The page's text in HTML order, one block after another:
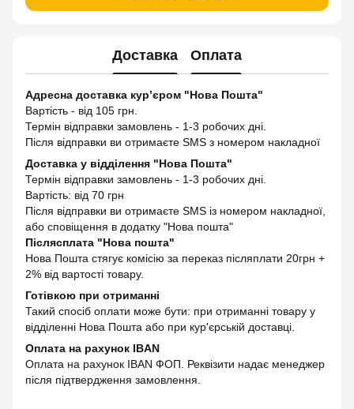
Доставка Оплата
Адресна доставка кур’єром "Нова Пошта"
Вартість - від 105 грн.
Термін відправки замовлень - 1-3 робочих дні.
Після відправки ви отримаєте SMS з номером накладної
Доставка у відділення "Нова Пошта"
Термін відправки замовлень - 1-3 робочих дні.
Вартість: від 70 грн
Після відправки ви отримаєте SMS із номером накладної,
або сповіщення в додатку "Нова пошта"
Післясплата "Нова пошта"
Нова Пошта стягує комісію за переказ післяплати 20грн +
2% від вартості товару.
Готівкою при отриманні
Такий спосіб оплати може бути: при отриманні товару у
відділенні Нова Пошта або при кур'єрській доставці.
Оплата на рахунок IBAN
Оплата на рахунок IBAN ФОП. Реквізити надає менеджер
після підтвердження замовлення.